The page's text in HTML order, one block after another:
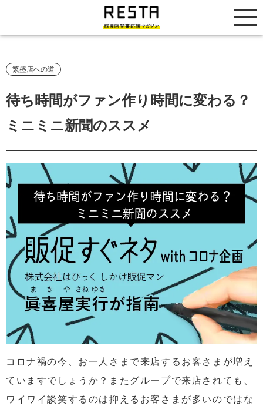
居抜き売却市場
繁盛店への道
待ち時間がファン作り時間に変わる？
ミニミニ新聞のススメ
コロナ禍の今、お一人さまで来店するお客さまが増え
ていますでしょうか？またグループで来店されても、
ワイワイ談笑するのは抑えるお客さまが多いのではな